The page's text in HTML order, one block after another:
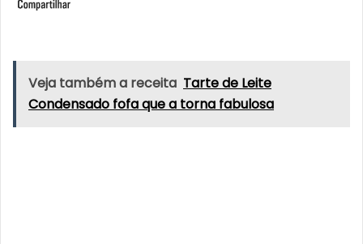
Veja também a receita Tarte de Leite
Condensado fofa que a torna fabulosa